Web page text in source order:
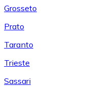
Grosseto
Prato
Taranto
Trieste
Sassari